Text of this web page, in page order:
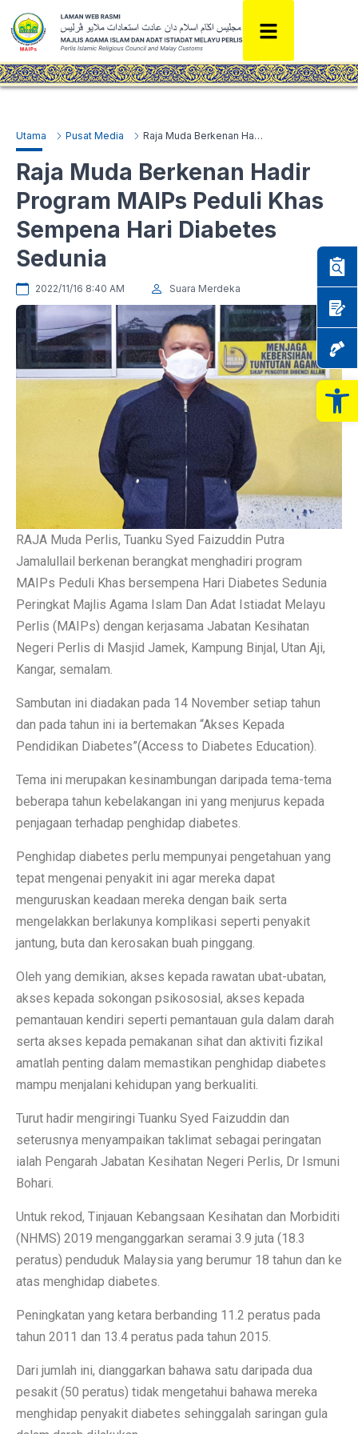
Utama Pusat Media Raja Muda Berkenan Hadir Program MAIPs Peduli Khas Sempena Hari Diabetes Sedunia
Raja Muda Berkenan Hadir
Program MAIPs Peduli Khas
Sempena Hari Diabetes
Sedunia
2022/11/16 8:40 AM Suara Merdeka
RAJA Muda Perlis, Tuanku Syed Faizuddin Putra
Jamalullail berkenan berangkat menghadiri program
MAIPs Peduli Khas bersempena Hari Diabetes Sedunia
Peringkat Majlis Agama Islam Dan Adat Istiadat Melayu
Perlis (MAIPs) dengan kerjasama Jabatan Kesihatan
Negeri Perlis di Masjid Jamek, Kampung Binjal, Utan Aji,
Kangar, semalam.
Sambutan ini diadakan pada 14 November setiap tahun
dan pada tahun ini ia bertemakan “Akses Kepada
Pendidikan Diabetes”(Access to Diabetes Education).
Tema ini merupakan kesinambungan daripada tema-tema
beberapa tahun kebelakangan ini yang menjurus kepada
penjagaan terhadap penghidap diabetes.
Penghidap diabetes perlu mempunyai pengetahuan yang
tepat mengenai penyakit ini agar mereka dapat
menguruskan keadaan mereka dengan baik serta
mengelakkan berlakunya komplikasi seperti penyakit
jantung, buta dan kerosakan buah pinggang.
Oleh yang demikian, akses kepada rawatan ubat-ubatan,
akses kepada sokongan psikososial, akses kepada
pemantauan kendiri seperti pemantauan gula dalam darah
serta akses kepada pemakanan sihat dan aktiviti fizikal
amatlah penting dalam memastikan penghidap diabetes
mampu menjalani kehidupan yang berkualiti.
Turut hadir mengiringi Tuanku Syed Faizuddin dan
seterusnya menyampaikan taklimat sebagai peringatan
ialah Pengarah Jabatan Kesihatan Negeri Perlis, Dr Ismuni
Bohari.
Untuk rekod, Tinjauan Kebangsaan Kesihatan dan Morbiditi
(NHMS) 2019 menganggarkan seramai 3.9 juta (18.3
peratus) penduduk Malaysia yang berumur 18 tahun dan ke
atas menghidap diabetes.
Peningkatan yang ketara berbanding 11.2 peratus pada
tahun 2011 dan 13.4 peratus pada tahun 2015.
Dari jumlah ini, dianggarkan bahawa satu daripada dua
pesakit (50 peratus) tidak mengetahui bahawa mereka
menghidap penyakit diabetes sehinggalah saringan gula